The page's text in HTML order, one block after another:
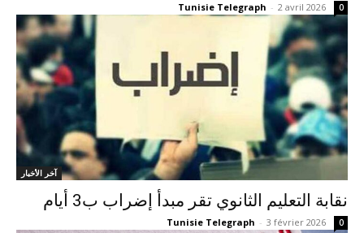
Tunisie Telegraph - 2 avril 2026 0
آخر الأخبار
نقابة التعليم الثانوي تقر مبدأ إضراب ب3 أيام
Tunisie Telegraph - 3 février 2026 0